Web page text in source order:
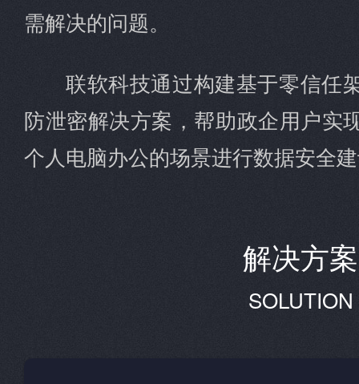
需解决的问题。
联软科技通过构建基于零信任
防泄密解决方案，帮助政企用户实
个人电脑办公的场景进行数据安全
解决方案
SOLUTION